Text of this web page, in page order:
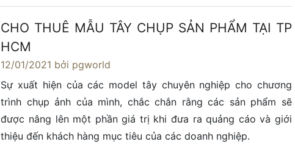
CHO THUÊ MẪU TÂY CHỤP SẢN PHẨM TẠI TP
HCM
12/01/2021 bởi pgworld
Sự xuất hiện của các model tây chuyên nghiệp cho chương
trình chụp ảnh của mình, chắc chắn rằng các sản phẩm sẽ
được nâng lên một phần giá trị khi đưa ra quảng cáo và giới
thiệu đến khách hàng mục tiêu của các doanh nghiệp.